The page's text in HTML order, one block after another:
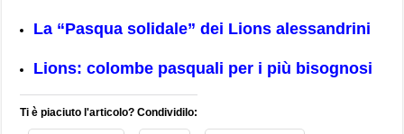
La “Pasqua solidale” dei Lions alessandrini
Lions: colombe pasquali per i più bisognosi
Ti è piaciuto l'articolo? Condividilo: